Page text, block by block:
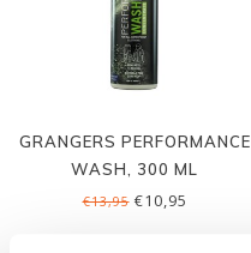
GRANGERS PERFORMANCE
WASH, 300 ML
€13,95€10,95